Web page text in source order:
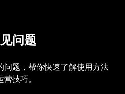
问题
问题，帮你快速了解使用方法
营技巧。